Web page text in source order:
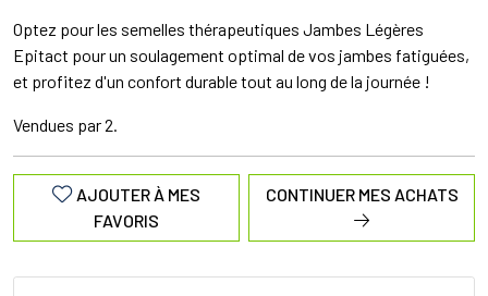
Optez pour les semelles thérapeutiques Jambes Légères
Epitact pour un soulagement optimal de vos jambes fatiguées,
et profitez d'un confort durable tout au long de la journée !
Vendues par 2.
AJOUTER À MES
FAVORIS
CONTINUER MES ACHATS